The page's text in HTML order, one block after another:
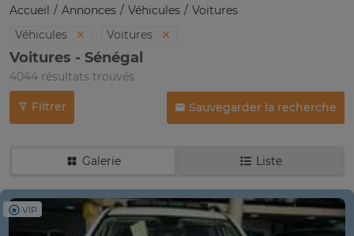
Accueil Annonces Véhicules
Voitures
Véhicules
Voitures
Voitures - Sénégal
4044 résultats trouvés
Filtrer Sauvegarder la recherche
Galerie Liste
VIP